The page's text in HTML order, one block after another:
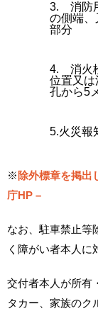
3. 消防
の側端
部分
4. 消火
位置又は
孔から5
5.火災報
※ 除外標章を掲出
庁HP –
なお、駐車禁止等
く障がい者本人に
交付者本人が所有
タカー、家族のク